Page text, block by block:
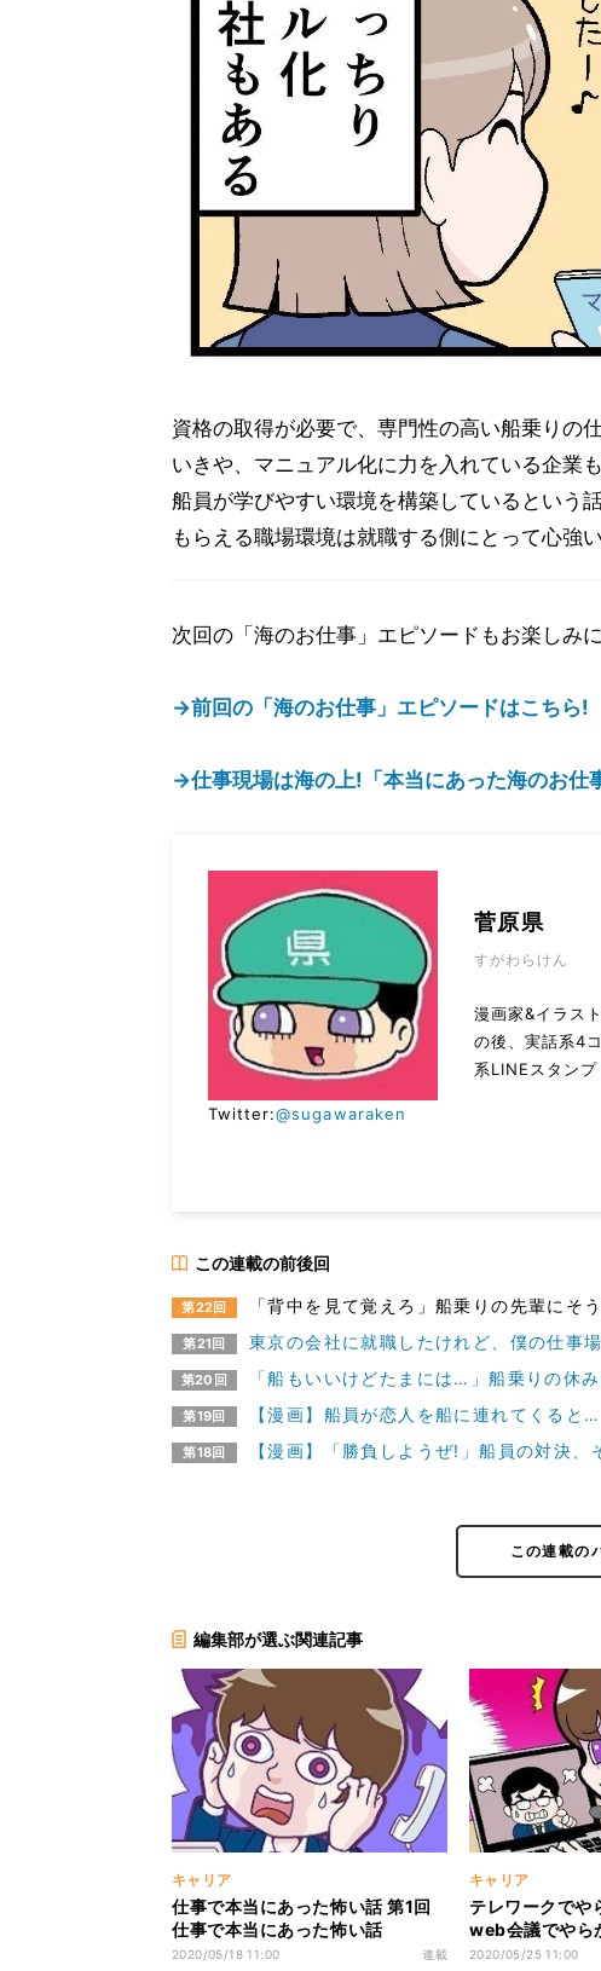
資格の取得が必要で、専門性の高い船乗りの
いきや、マニュアル化に力を入れている企業
船員が学びやすい環境を構築しているという
もらえる職場環境は就職する側にとって心強
次回の「海のお仕事」エピソードもお楽しみ
→前回の「海のお仕事」エピソードはこちら!
→仕事現場は海の上!「本当にあった海のお仕
菅原県
すがわらけん
漫画家&イラス
の後、実話系4
系LINEスタンプ
Twitter:@sugawaraken
この連載の前後回
第22回 「背中を見て覚えろ」船乗りの先輩にそ
第21回 東京の会社に就職したけれど、僕の仕事
第20回 「船もいいけどたまには…」船乗りの休
第19回 【漫画】船員が恋人を船に連れてくると…
第18回 【漫画】「勝負しようぜ!」船員の対決
この連載の
編集部が選ぶ関連記事
キャリア
仕事で本当にあった怖い話 第1回
仕事で本当にあった怖い話
2020/05/18 11:00 連載
キャリア
テレワークでや
web会議でやら
2020/05/25 11:00